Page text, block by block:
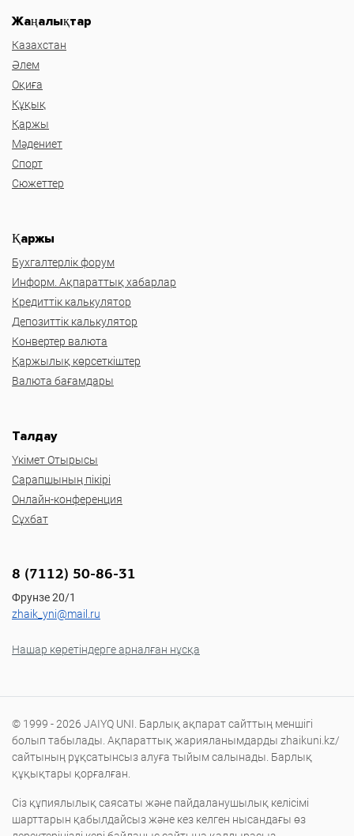
Жаңалықтар
Казахстан
Әлем
Оқиға
Құқық
Қаржы
Мәдениет
Спорт
Сюжеттер
Қаржы
Бухгалтерлік форум
Информ. Ақпараттық хабарлар
Кредиттік калькулятор
Депозиттік калькулятор
Конвертер валюта
Қаржылық көрсеткіштер
Валюта бағамдары
Талдау
Үкімет Отырысы
Сарапшының пікірі
Онлайн-конференция
Сұхбат
8 (7112) 50-86-31
Фрунзе 20/1
zhaik_yni@mail.ru
Нашар көретіндерге арналған нұсқа
© 1999 - 2026 JAIYQ UNI. Барлық ақпарат сайттың меншігі
болып табылады. Ақпараттық жарияланымдарды zhaikuni.kz/
сайтының рұқсатынсыз алуға тыйым салынады. Барлық
құқықтары қорғалған.
Сіз құпиялылық саясаты және пайдаланушылық келісімі
шарттарын қабылдайсыз және кез келген нысандағы өз